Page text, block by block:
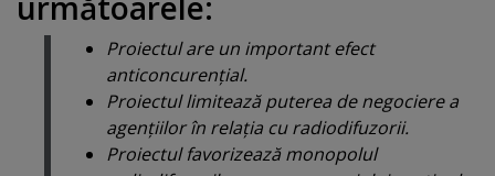
Proiectul are un important efect
anticoncurenţial.
Proiectul limitează puterea de negociere a
agenţiilor în relaţia cu radiodifuzorii.
Proiectul favorizează monopolul